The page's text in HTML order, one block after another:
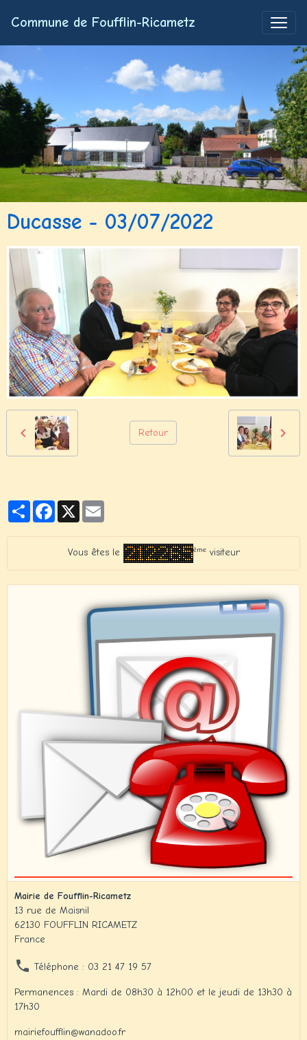
Commune de Foufflin-Ricametz
Ducasse - 03/07/2022
Retour
PartagerFacebook
X
Vous êtes le èmevisiteur
Mairie de Foufflin-Ricametz
13 rue de Maisnil
62130 FOUFFLIN RICAMETZ
France
Téléphone : 03 21 47 19 57
Permanences : Mardi de 08h30 à 12h00 et le jeudi de 13h30 à
17h30
mairiefoufflin@wanadoo.fr